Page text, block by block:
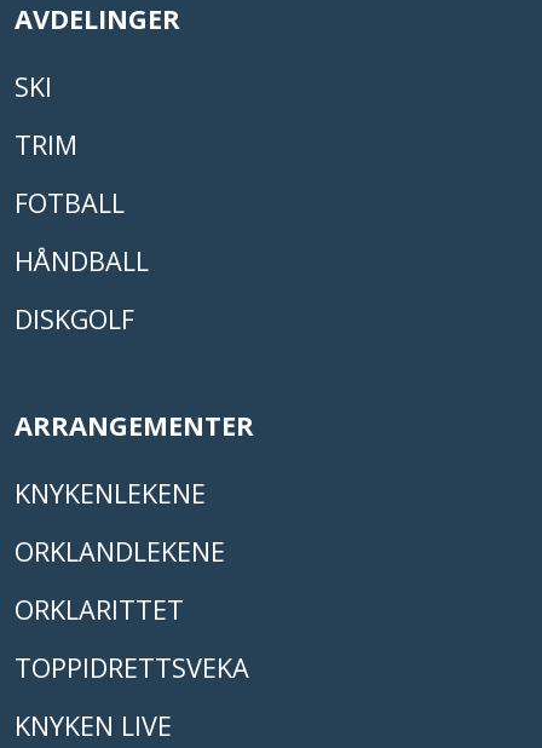
AVDELINGER
SKI
TRIM
FOTBALL
HÅNDBALL
DISKGOLF
ARRANGEMENTER
KNYKENLEKENE
ORKLANDLEKENE
ORKLARITTET
TOPPIDRETTSVEKA
KNYKEN LIVE